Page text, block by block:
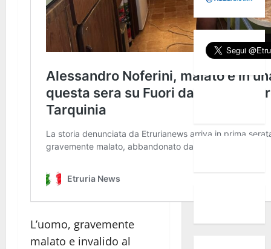
L’uomo, gravemente
malato e invalido al